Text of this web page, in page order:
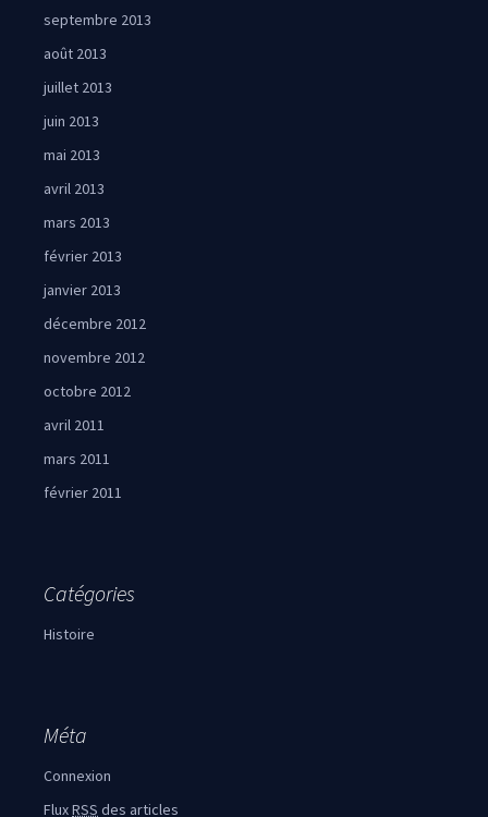
septembre 2013
août 2013
juillet 2013
juin 2013
mai 2013
avril 2013
mars 2013
février 2013
janvier 2013
décembre 2012
novembre 2012
octobre 2012
avril 2011
mars 2011
février 2011
Catégories
Histoire
Méta
Connexion
FluxRSS des articles